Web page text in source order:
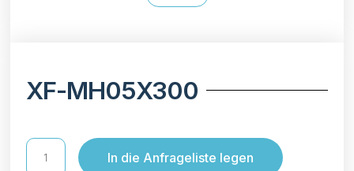
XF-MH05X300
In die Anfrageliste legen